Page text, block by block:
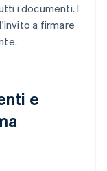
i documenti. I
a firmare
e